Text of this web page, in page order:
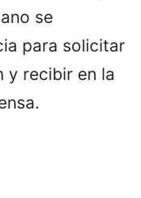
se
para solicitar
y recibir en la